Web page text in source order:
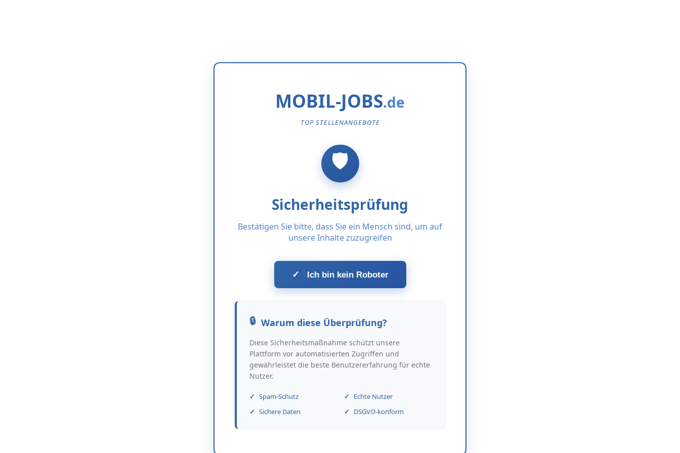
MOBIL-JOBS
TOP STELLENANGEBOTE
Sicherheitsprüfung
Bestätigen Sie bitte, dass Sie ein Mensch sind, um auf
unsere Inhalte zuzugreifen
✓ Ich bin kein Roboter
Warum diese Überprüfung?
Diese Sicherheitsmaßnahme schützt unsere
Plattform vor automatisierten Zugriffen und
gewährleistet die beste Benutzererfahrung für echte
Nutzer.
Spam-Schutz
Echte Nutzer
Sichere Daten
DSGVO-konform